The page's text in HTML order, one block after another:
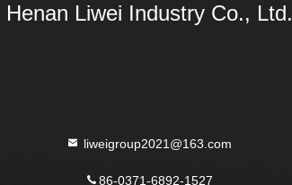
Henan Liwei Industry Co., Ltd.
liweigroup2021@163.com
86-0371-6892-1527